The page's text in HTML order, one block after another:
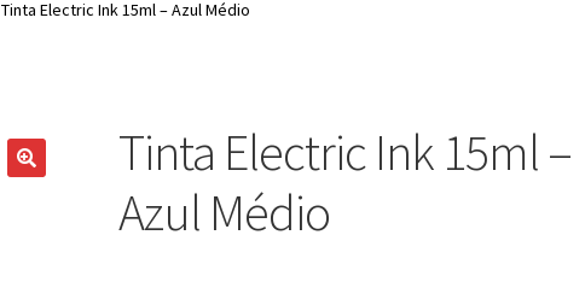
Tinta Electric Ink 15ml – Azul Médio
Tinta Electric Ink 15ml –
Azul Médio